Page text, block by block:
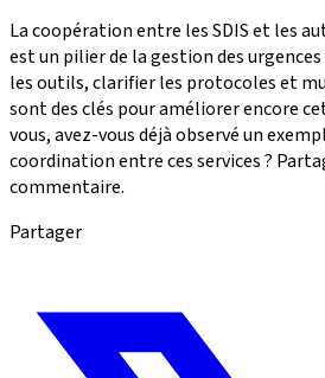
La coopération entre les SDIS et les
est un pilier de la gestion des
les outils, clarifier les protocoles et
sont des clés pour améliorer encore
vous, avez-vous déjà observé un
coordination entre ces services ?
commentaire.
Partager